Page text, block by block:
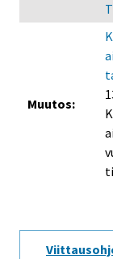
Muutos: